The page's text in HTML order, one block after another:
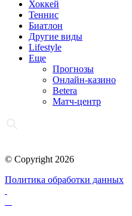
Хоккей
Теннис
Биатлон
Другие виды
Lifestyle
Еще
Прогнозы
Онлайн-казино
Betera
Матч-центр
© Copyright 2026
Политика обработки данных